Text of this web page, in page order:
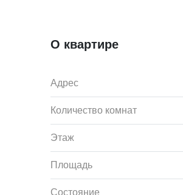
О квартире
Адрес
Количество комнат
Этаж
Площадь
Состояние